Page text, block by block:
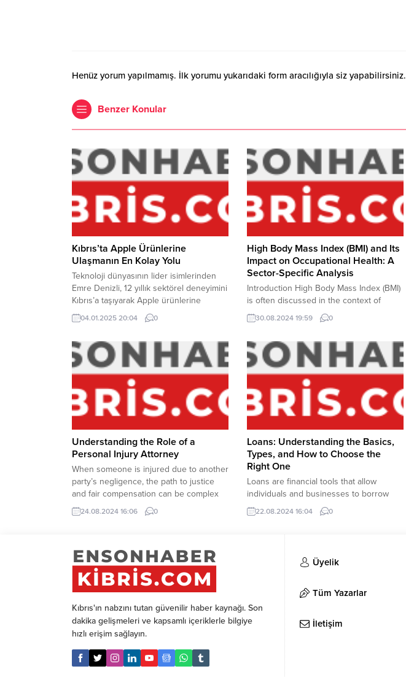
Henüz yorum yapılmamış. İlk yorumu yukarıdaki form aracılığıyla siz yapabilirsiniz.
Benzer Konular
Kıbrıs’ta Apple Ürünlerine
Ulaşmanın En Kolay Yolu
Teknoloji dünyasının lider isimlerinden
Emre Denizli, 12 yıllık sektörel deneyimini
Kıbrıs’a taşıyarak Apple ürünlerine
ulaşmayı herkes için daha kolay hale
getiriyor. Düşük peşinat ve uzun vadeli
cihazlara şimdi ulaşabilirsiniz. Düşük
Peşinat ve Uzun Vadeli Taksit İmkânı
Kampanya kapsamında, yalnızca 5000 TL
peşinat ve 18 ay taksitle iPhone, AirPods,
Apple Watch...
04.01.2025 20:04 0
High Body Mass Index (BMI) and Its
Impact on Occupational Health: A
Sector-Specific Analysis
Introduction High Body Mass Index (BMI)
is often discussed in the context of
general health, but it also has significant
implications in various occupational
physical activity or require specific
physical conditions, a high BMI can
impact job performance, safety, and
overall health. This article will...
30.08.2024 19:59 0
Understanding the Role of a
Personal Injury Attorney
When someone is injured due to another
party’s negligence, the path to justice
and fair compensation can be complex
and challenging. This is where a
personal injury attorney steps in.
victims navigate the legal system,
ensuring they receive the...
24.08.2024 16:06 0
Loans: Understanding the Basics,
Types, and How to Choose the
Right One
Loans are financial tools that allow
individuals and businesses to borrow
money for various purposes, ranging
from buying a home to expanding a
work, the different types available, and
how to choose the right one is crucial for
making informed financial decisions. This
guide provides an...
22.08.2024 16:04 0
Kıbrıs'ın nabzını tutan güvenilir haber kaynağı. Son
dakika gelişmeleri ve kapsamlı içeriklerle bilgiye
hızlı erişim sağlayın.
Üyelik
Tüm Yazarlar
İletişim